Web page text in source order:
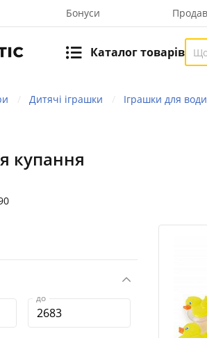
Бонуси
Каталог товарів
Дитячі іграшки Іграшки для
купання
до